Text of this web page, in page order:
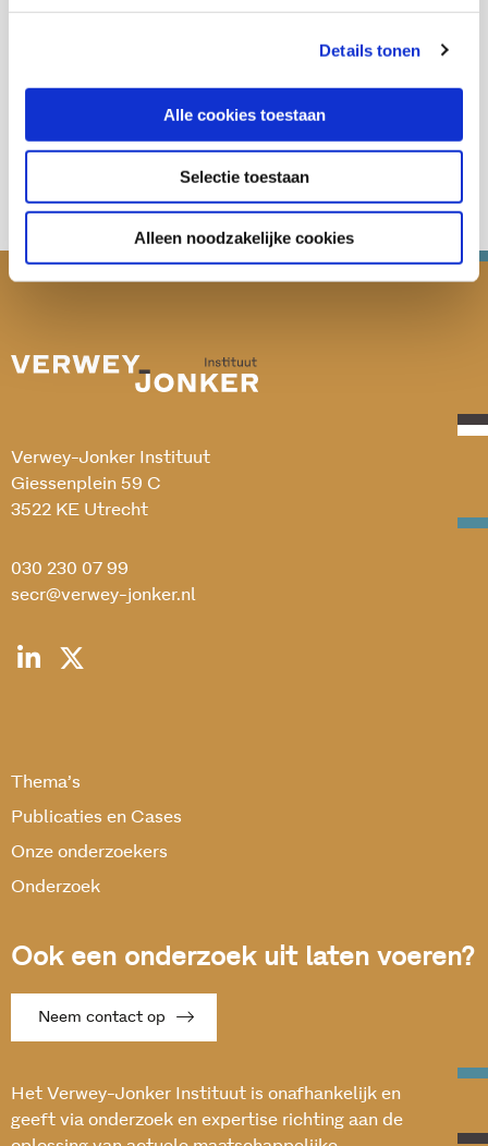
Details tonen
Alle cookies toestaan
Selectie toestaan
Alleen noodzakelijke cookies
Deel deze publicatie op:
Verwey-Jonker Instituut
Giessenplein 59 C
3522 KE Utrecht
030 230 07 99
secr@verwey-jonker.nl
Thema’s
Publicaties en Cases
Onze onderzoekers
Onderzoek
Ook een onderzoek uit laten voeren?
Neem contact op
Het Verwey-Jonker Instituut is onafhankelijk en
geeft via onderzoek en expertise richting aan de